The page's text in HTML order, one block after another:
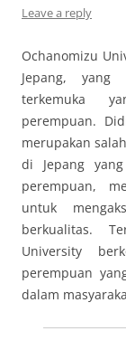
Leave a reply
Ochanomizu
Jepang, yang
terkemuka
perempuan.
merupakan
di Jepang
perempuan,
untuk
berkualitas.
University
perempuan
dalam